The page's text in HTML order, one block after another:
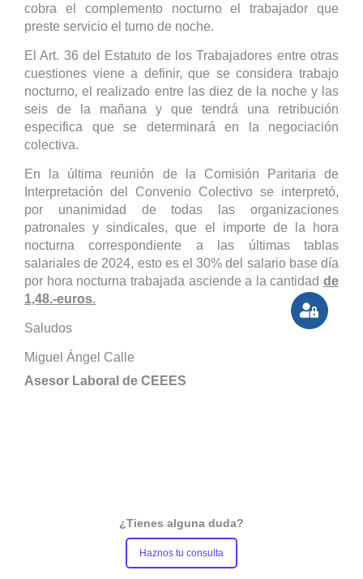
cobra el complemento nocturno el trabajador que
preste servicio el turno de noche.
El Art. 36 del Estatuto de los Trabajadores entre otras
cuestiones viene a definir, que se considera trabajo
nocturno, el realizado entre las diez de la noche y las
seis de la mañana y que tendrá una retribución
especifica que se determinará en la negociación
colectiva.
En la última reunión de la Comisión Paritaria de
Interpretación del Convenio Colectivo se interpretó,
por unanimidad de todas las organizaciones
patronales y sindicales, que el importe de la hora
nocturna correspondiente a las últimas tablas
salariales de 2024, esto es el 30% del salario base día
por hora nocturna trabajada asciende a la cantidad de
1,48.-euros.
Saludos
Miguel Ángel Calle
Asesor Laboral de CEEES
¿Tienes alguna duda?
Haznos tu consulta